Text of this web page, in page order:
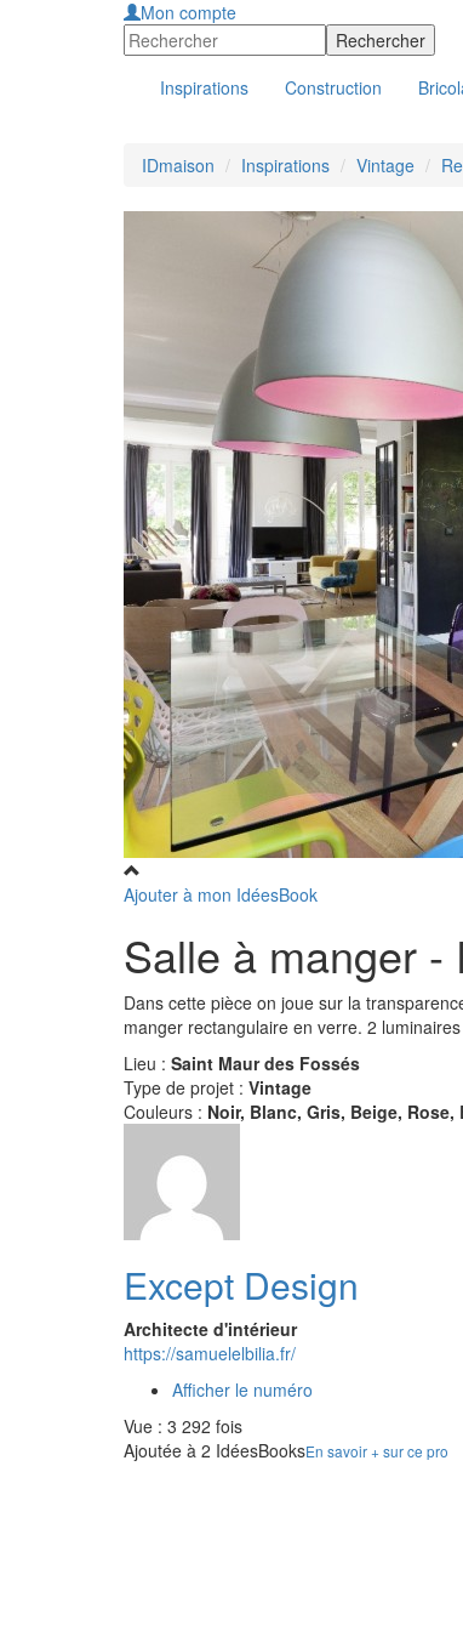
Mon compte
Inspirations Construction
IDmaison Inspirations Vintage
Ajouter à mon IdéesBook
Salle à manger -
Dans cette pièce on joue sur la
manger rectangulaire en verre. 2
Lieu : Saint Maur des Fossés
Type de projet : Vintage
Couleurs : Noir, Blanc, Gris, Beige, Rose,
Except Design
Architecte d'intérieur
https://samuelelbilia.fr/
Afficher le numéro
Vue : 3 292 fois
Ajoutée à 2 IdéesBooksEn savoir + sur ce pro